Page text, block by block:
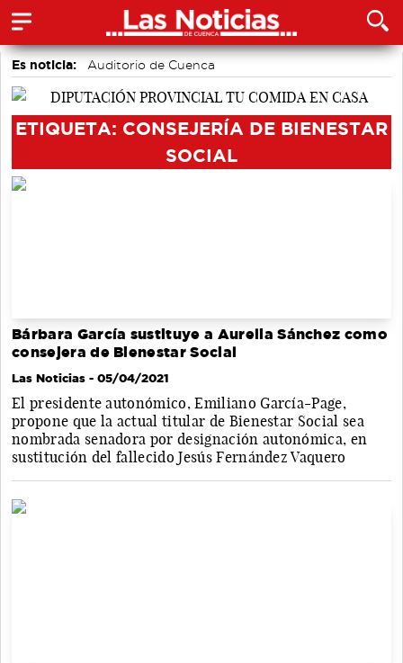
Es noticia:
Auditorio de Cuenca
Actividades culturales en Cuenca
ETIQUETA: CONSEJERÍA DE BIENESTAR
SOCIAL
Bárbara García sustituye a Aurelia Sánchez como
consejera de Bienestar Social
Las Noticias - 05/04/2021
El presidente autonómico, Emiliano García-Page,
propone que la actual titular de Bienestar Social sea
nombrada senadora por designación autonómica, en
sustitución del fallecido Jesús Fernández Vaquero